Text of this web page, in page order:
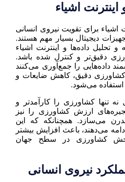
اشیاء
اشیاء برای تقویت نیروی انسانی
دیجیتال بسیار مهم هستند.
تحلیل داده‌ها و اینترنت اشیاء
دقیق‌تر و کنترل شده باشد.
داده‌هایی را جمع‌آوری می‌کنند
دقیق، کاهش ضایعات و
می‌شود.
نه تنها کشاورزی را کارآمدتر و
ارزش کشاورزی را نیز
می‌سازد. همچنانکه که این
می‌دهند، باعث افزایش بیشتر
بخش کشاورزی در سطح جهان
نیروی انسانی